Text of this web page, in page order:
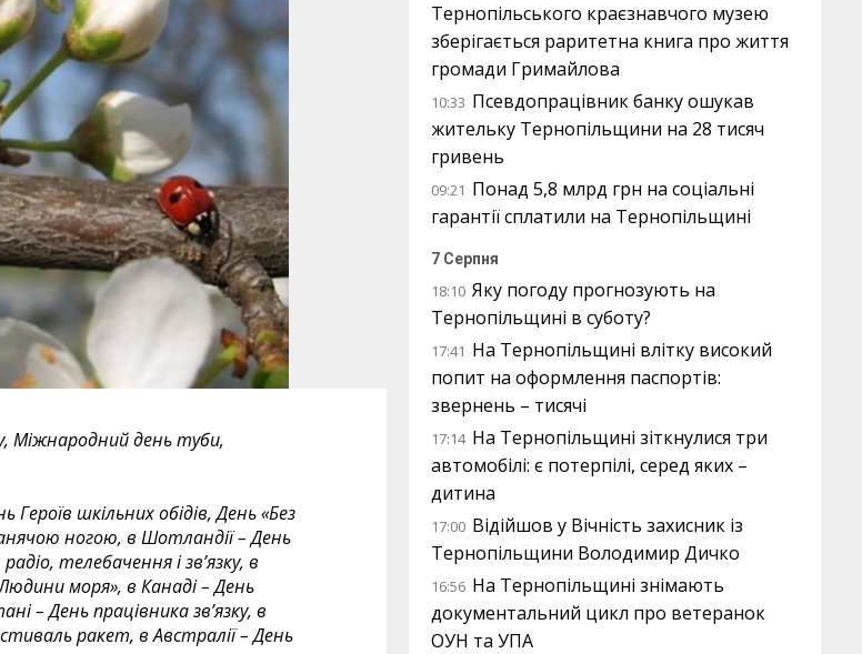
Міжнародний день туби,
шкільних обідів, День «Без
ногою, в Шотландії – День
телебачення і зв’язку, в
моря», в Канаді – День
– День працівника зв’язку, в
ракет, в Австралії – День
Тернопільського краєзнавчого музею
зберігається раритетна книга про життя
громади Гримайлова
10:33 Псевдопрацівник банку ошукав
жительку Тернопільщини на 28 тисяч
гривень
09:21 Понад 5,8 млрд грн на соціальні
гарантії сплатили на Тернопільщині
7 Серпня
18:10 Яку погоду прогнозують на
Тернопільщині в суботу?
17:41 На Тернопільщині влітку високий
попит на оформлення паспортів:
звернень – тисячі
17:14 На Тернопільщині зіткнулися три
автомобілі: є потерпілі, серед яких –
дитина
17:00 Відійшов у Вічність захисник із
Тернопільщини Володимир Дичко
16:56 На Тернопільщині знімають
документальний цикл про ветеранок
ОУН та УПА